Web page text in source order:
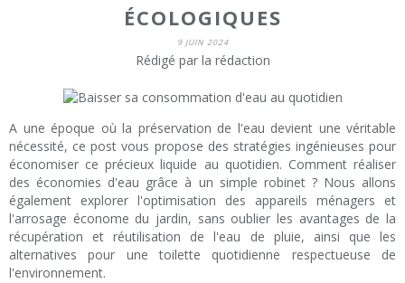
ÉCOLOGIQUES
9 JUIN 2024
Rédigé par la rédaction
A une époque où la préservation de l'eau devient une véritable
nécessité, ce post vous propose des stratégies ingénieuses pour
économiser ce précieux liquide au quotidien. Comment réaliser
des économies d'eau grâce à un simple robinet ? Nous allons
également explorer l'optimisation des appareils ménagers et
l'arrosage économe du jardin, sans oublier les avantages de la
récupération et réutilisation de l'eau de pluie, ainsi que les
alternatives pour une toilette quotidienne respectueuse de
l'environnement.